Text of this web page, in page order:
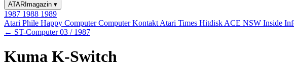
ATARImagazin ▾
1987 1988 1989
Atari Phile Happy ComputerComputer Kontakt Atari Times Hitdisk ACE NSW Inside
← ST-Computer 03 / 1987
Kuma K-Switch